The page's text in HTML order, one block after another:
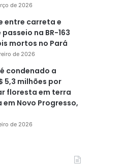
de 2026
entre carreta e
na BR-163
mortos no Pará
de 2026
condenado a
5,3 milhões por
floresta em terra
em Novo Progresso,
de 2026